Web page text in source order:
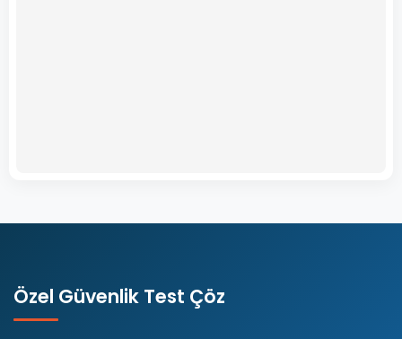
Özel Güvenlik Test Çöz